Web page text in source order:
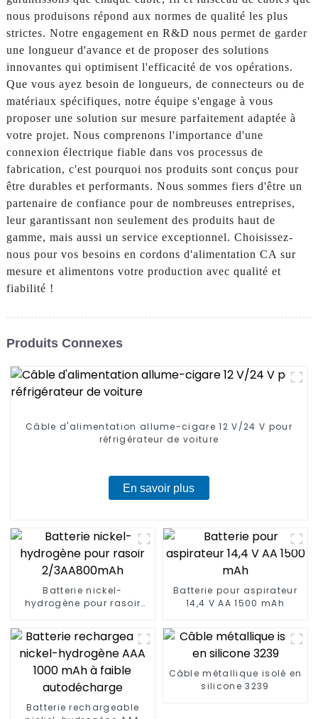
nous produisons répond aux normes de qualité les plus
strictes. Notre engagement en R&D nous permet de garder
une longueur d'avance et de proposer des solutions
innovantes qui optimisent l'efficacité de vos opérations.
Que vous ayez besoin de longueurs, de connecteurs ou de
matériaux spécifiques, notre équipe s'engage à vous
proposer une solution sur mesure parfaitement adaptée à
votre projet. Nous comprenons l'importance d'une
connexion électrique fiable dans vos processus de
fabrication, c'est pourquoi nos produits sont conçus pour
être durables et performants. Nous sommes fiers d'être un
partenaire de confiance pour de nombreuses entreprises,
leur garantissant non seulement des produits haut de
gamme, mais aussi un service exceptionnel. Choisissez-
nous pour vos besoins en cordons d'alimentation CA sur
mesure et alimentons votre production avec qualité et
fiabilité !
Produits Connexes
Câble d'alimentation allume-cigare 12 V/24 V pour
réfrigérateur de voiture
En savoir plus
Batterie nickel-
hydrogène pour rasoir
Batterie pour aspirateur
14,4 V AA 1500 mAh
Batterie rechargeable
Câble métallique isolé en
silicone 3239